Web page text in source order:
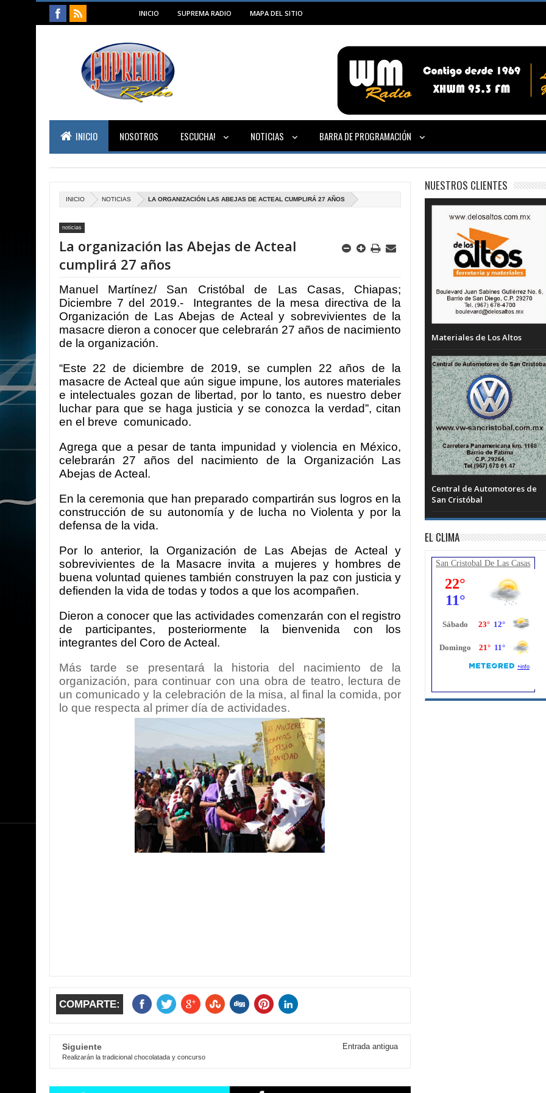
INICIO SUPREMA RADIO MAPA DEL SITIO
INICIO NOSOTROS ESCUCHA! NOTICIAS BARRA DE PROGRAMACIÓN
INICIO NOTICIAS LA ORGANIZACIÓN LAS ABEJAS DE ACTEAL CUMPLIRÁ 27 AÑOS
noticias
La organización las Abejas de Acteal
cumplirá 27 años
Manuel Martínez/ San Cristóbal de Las Casas, Chiapas;
Diciembre 7 del 2019.-Integrantes de la mesa directiva de la
Organización de Las Abejas de Acteal y sobrevivientes de la
masacre dieron a conocer que celebrarán 27 años de nacimiento
de la organización.
“Este 22 de diciembre de 2019, se cumplen 22 años de la
masacre de Acteal que aún sigue impune, los autores materiales
e intelectuales gozan de libertad, por lo tanto, es nuestro deber
luchar para que se haga justicia y se conozca la verdad”, citan
en el breve comunicado.
Agrega que a pesar de tanta impunidad y violencia en México,
celebrarán 27 años del nacimiento de la Organización Las
Abejas de Acteal.
En la ceremonia que han preparado compartirán sus logros en la
construcción de su autonomía y de lucha no Violenta y por la
defensa de la vida.
Por lo anterior, la Organización de Las Abejas de Acteal y
sobrevivientes de la Masacre invita a mujeres y hombres de
buena voluntad quienes también construyen la paz con justicia y
defienden la vida de todas y todos a que los acompañen.
Dieron a conocer que las actividades comenzarán con el registro
de participantes, posteriormente la bienvenida con los
integrantes del Coro de Acteal.
Más tarde se presentará la historia del nacimiento de la
organización, para continuar con una obra de teatro, lectura de
un comunicado y la celebración de la misa, al final la comida, por
lo que respecta al primer día de actividades.
COMPARTE:
Siguiente
Realizarán la tradicional chocolatada y concurso
Entrada antigua
NUESTROS CLIENTES
Materiales de Los Altos
Central de Automotores de
San Cristóbal
EL CLIMA
San Cristobal De Las Casas